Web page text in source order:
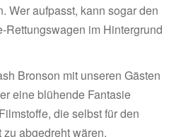
Wer aufpasst, kann sogar den
Rettungswagen im Hintergrund
Bronson mit unseren Gästen
eine blühende Fantasie
die selbst für den
abgedreht wären.